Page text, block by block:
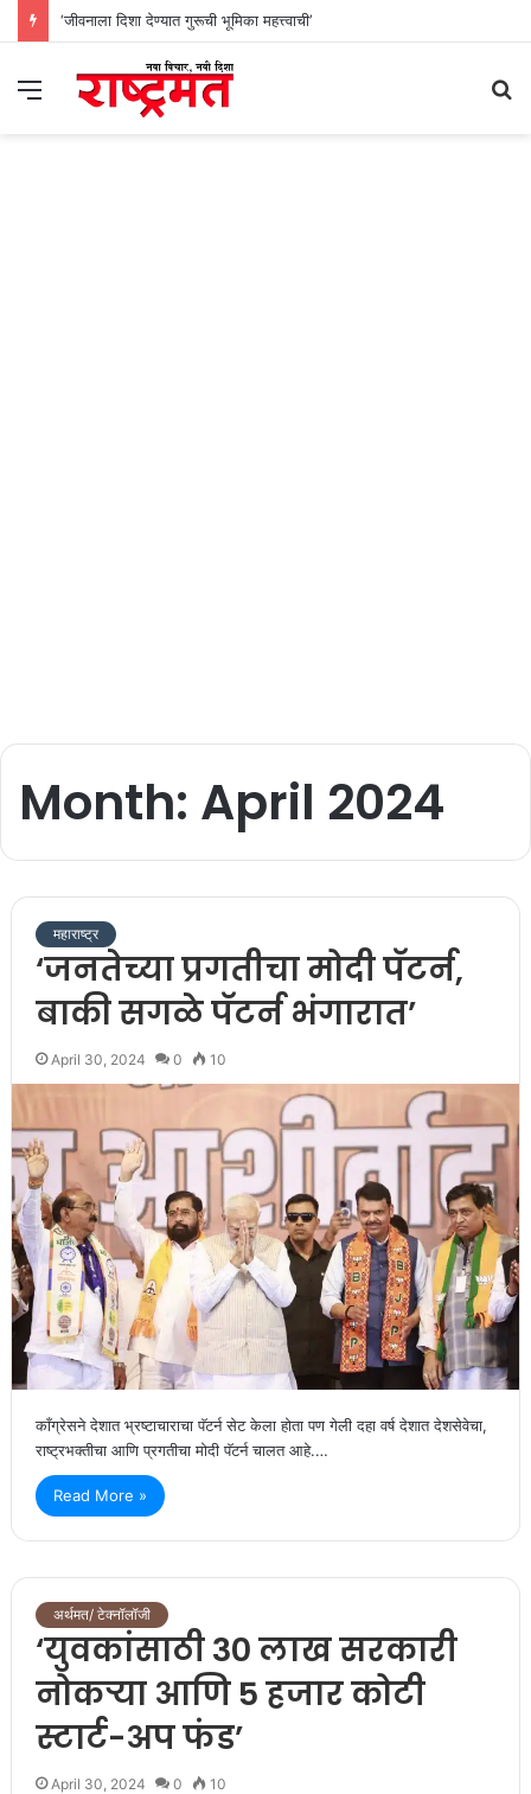
‘जीवनाला दिशा देण्यात गुरूची भूमिका महत्त्वाची’
Menu
Month: April 2024
महाराष्ट्र
‘जनतेच्या प्रगतीचा मोदी पॅटर्न,
बाकी सगळे पॅटर्न भंगारात’
April 30, 2024 0 10
काँग्रेसने देशात भ्रष्टाचाराचा पॅटर्न सेट केला होता पण गेली दहा वर्ष देशात देशसेवेचा,
राष्ट्रभक्तीचा आणि प्रगतीचा मोदी पॅटर्न चालत आहे.…
Read More »
अर्थमत/ टेक्नॉलॉजी
‘युवकांसाठी 30 लाख सरकारी
नोकऱ्या आणि 5 हजार कोटी
स्टार्ट-अप फंड’
April 30, 2024 0 10